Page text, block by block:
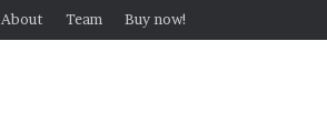
About Team Buy now!